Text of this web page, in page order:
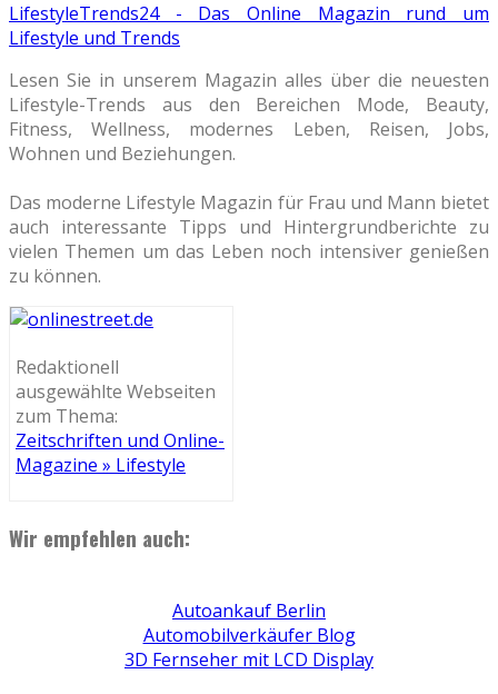
LifestyleTrends24 - Das Online Magazin rund um
Lifestyle und Trends
Lesen Sie in unserem Magazin alles über die neuesten
Lifestyle-Trends aus den Bereichen Mode, Beauty,
Fitness, Wellness, modernes Leben, Reisen, Jobs,
Wohnen und Beziehungen.
Das moderne Lifestyle Magazin für Frau und Mann bietet
auch interessante Tipps und Hintergrundberichte zu
vielen Themen um das Leben noch intensiver genießen
zu können.
Redaktionell
ausgewählte Webseiten
zum Thema:
Zeitschriften und Online-
Magazine » Lifestyle
Wir empfehlen auch:
Autoankauf Berlin
Automobilverkäufer Blog
3D Fernseher mit LCD Display